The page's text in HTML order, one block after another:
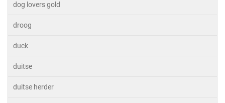
dog lovers gold
droog
duck
duitse
duitse herder